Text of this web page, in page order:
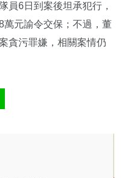
員6日到案後坦承犯行，
萬元諭令交保；不過，董
貪污罪嫌，相關案情仍